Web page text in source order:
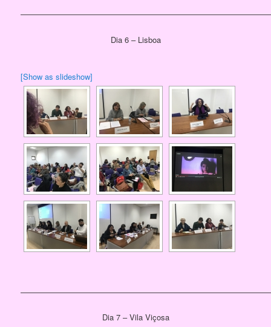
Dia 6 – Lisboa
[Show as slideshow]
Dia 7 – Vila Viçosa